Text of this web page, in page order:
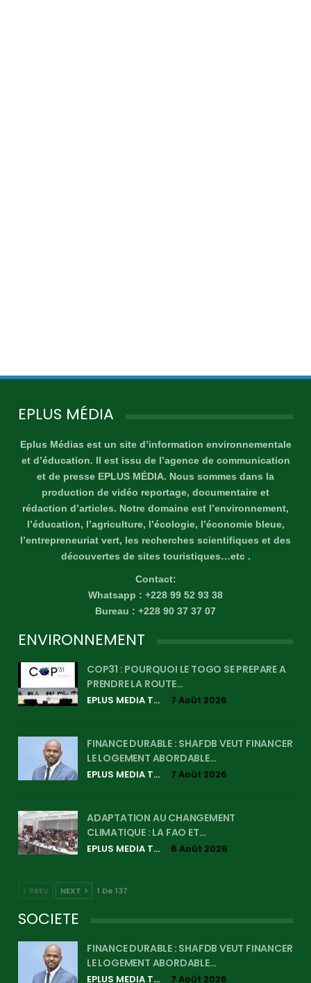
EPLUS MÉDIA
Eplus Médias est un site d’information environnementale
et d’éducation. Il est issu de l’agence de communication
et de presse EPLUS MÉDIA. Nous sommes dans la
production de vidéo reportage, documentaire et
rédaction d’articles. Notre domaine est l’environnement,
l’éducation, l’agriculture, l’écologie, l’économie bleue,
l’entrepreneuriat vert, les recherches scientifiques et des
découvertes de sites touristiques…etc .
Contact:
Whatsapp : +228 99 52 93 38
Bureau : +228 90 37 37 07
ENVIRONNEMENT
COP31 : POURQUOI LE TOGO SE PREPARE A
PRENDRE LA ROUTE…
EPLUS MEDIA TV 7 Août 2026
FINANCE DURABLE : SHAFDB VEUT FINANCER
LE LOGEMENT ABORDABLE…
EPLUS MEDIA TV 7 Août 2026
ADAPTATION AU CHANGEMENT
CLIMATIQUE : LA FAO ET…
EPLUS MEDIA TV 6 Août 2026
PREV NEXT 1 De 137
SOCIETE
FINANCE DURABLE : SHAFDB VEUT FINANCER
LE LOGEMENT ABORDABLE…
EPLUS MEDIA TV 7 Août 2026